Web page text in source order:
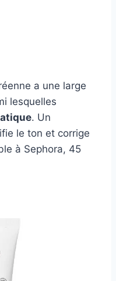
a une large
lesquelles
. Un
le ton et corrige
à Sephora, 45